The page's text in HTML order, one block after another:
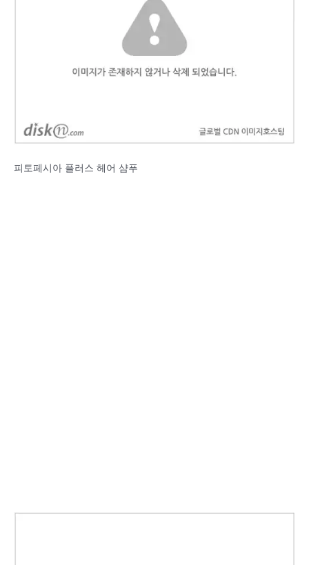
피토페시아 플러스 헤어 샴푸